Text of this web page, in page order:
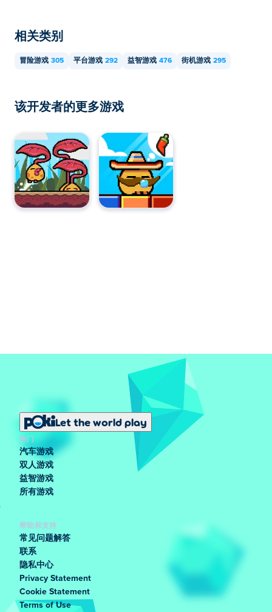
相关类别
冒险游戏 305 平台游戏 292 益智游戏 476 街机游戏 295
该开发者的更多游戏
Let the world play
热门
汽车游戏
双人游戏
益智游戏
所有游戏
帮助和支持
常见问题解答
联系
隐私中心
Privacy Statement
Cookie Statement
Terms of Use